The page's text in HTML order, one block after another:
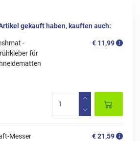
gekauft haben, kauften auch:
-
für
€ 11,99
Messer
€ 21,59